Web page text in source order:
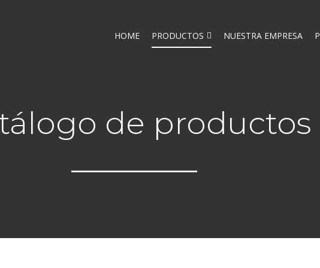
HOME PRODUCTOS NUESTRA EMPRESA
de productos
_______